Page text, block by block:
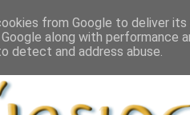
from Google to deliver
along with performance
detect and address abuse.